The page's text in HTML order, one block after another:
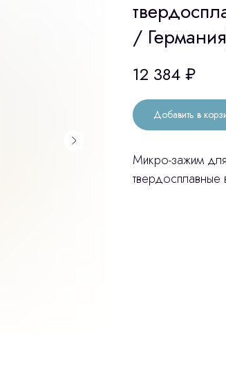
/
12 384 ₽
Добавить в
Микро-зажим
твердосплавные